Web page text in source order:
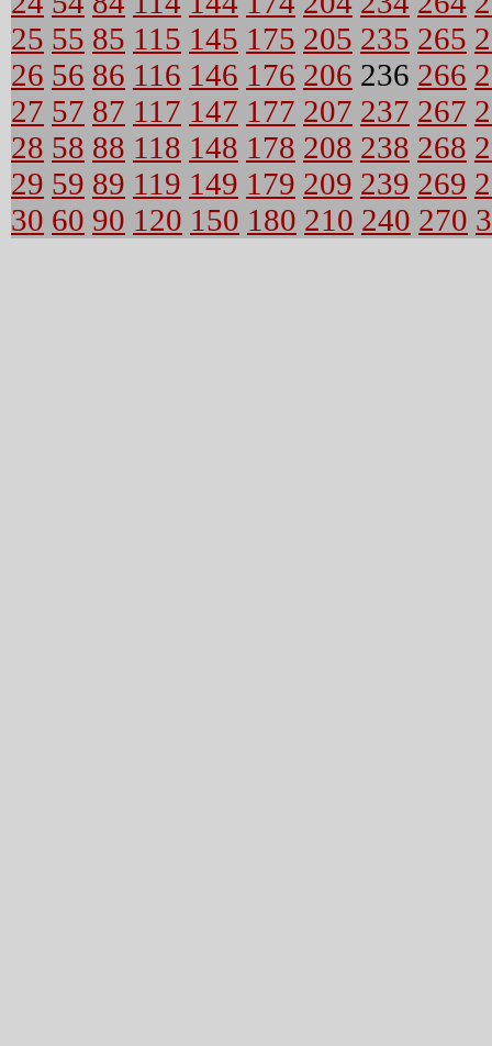
25 55 85 115 145 175 205 235 265
26 56 86 116 146 176 206 236 266
27 57 87 117 147 177 207 237 267
28 58 88 118 148 178 208 238 268
29 59 89 119 149 179 209 239 269
30 60 90 120 150 180 210 240 270